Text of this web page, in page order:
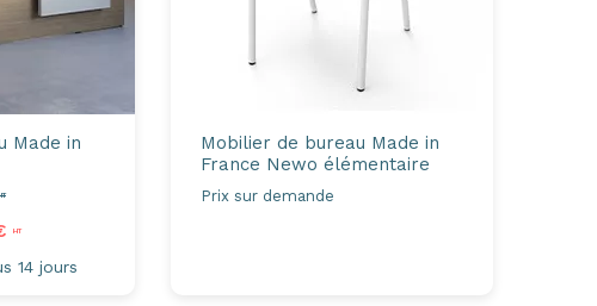
Made in
HT
14 jours
Mobilier de bureau Made in
France Newo élémentaire
Prix sur demande